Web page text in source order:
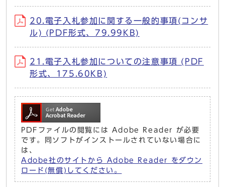
20.電子入札参加に関する一般的事項(コンサ
ル) (PDF形式、79.99KB)
21.電子入札参加についての注意事項 (PDF
形式、175.60KB)
PDFファイルの閲覧には Adobe Reader が必要
です。同ソフトがインストールされていない場合に
は、
Adobe社のサイトから Adobe Reader をダウン
ロード(無償)してください。